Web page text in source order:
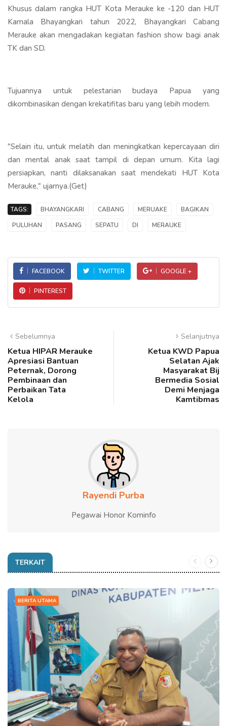
Khusus dalam rangka HUT Kota Merauke ke -120 dan HUT
Kamala Bhayangkari tahun 2022, Bhayangkari Cabang
Merauke akan mengadakan kegiatan fashion show bagi anak
TK dan SD.
Tujuannya untuk pelestarian budaya Papua yang
dikombinasikan dengan krekatifitas baru yang lebih modern.
"Selain itu, untuk melatih dan meningkatkan kepercayaan diri
dan mental anak saat tampil di depan umum. Kita lagi
persiapkan, nanti dilaksanakan saat mendekati HUT Kota
Merauke," ujarnya.(Get)
TAGS: BHAYANGKARI CABANG MERUAKE
BAGIKAN
PULUHAN
PASANG SEPATU DI MERAUKE
FACEBOOK TWITTER GOOGLE +
PINTEREST
Sebelumnya
Ketua HIPAR Merauke
Apresiasi Bantuan
Peternak, Dorong
Pembinaan dan
Perbaikan Tata
Kelola
Selanjutnya
Ketua KWD Papua
Selatan Ajak
Masyarakat Bij
Bermedia Sosial
Demi Menjaga
Kamtibmas
Rayendi Purba
Pegawai Honor Kominfo
TERKAIT
BERITA UTAMA